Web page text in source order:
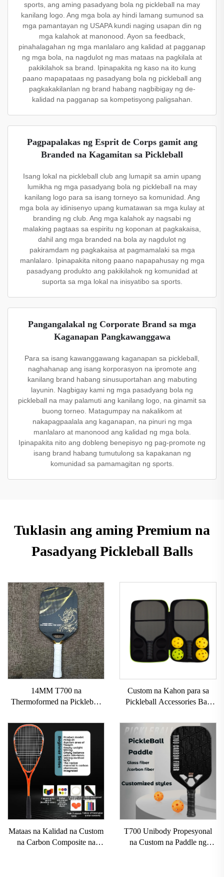
sports, ang aming pasadyang bola ng pickleball na may
kanilang logo. Ang mga bola ay hindi lamang sumunod sa
mga pamantayan ng USAPA kundi naging usapan din ng
mga kalahok at manonood. Ayon sa feedback,
pinahalagahan ng mga manlalaro ang kalidad at pagganap
ng mga bola, na nagdulot ng mas mataas na pagkilala at
pakikilahok sa brand. Ipinapakita ng kaso na ito kung
paano mapapataas ng pasadyang bola ng pickleball ang
pagkakakilanlan ng brand habang nagbibigay ng de-
kalidad na pagganap sa kompetisyong paligsahan.
Pagpapalakas ng Esprit de Corps gamit ang
Branded na Kagamitan sa Pickleball
Isang lokal na pickleball club ang lumapit sa amin upang
lumikha ng mga pasadyang bola ng pickleball na may
kanilang logo para sa isang torneyo sa komunidad. Ang
mga bola ay idinisenyo upang kumatawan sa mga kulay at
branding ng club. Ang mga kalahok ay nagsabi ng
malaking pagtaas sa espiritu ng koponan at pagkakaisa,
dahil ang mga branded na bola ay nagdulot ng
pakiramdam ng pagkakaisa at pagmamalaki sa mga
manlalaro. Ipinapakita nitong paano napapahusay ng mga
pasadyang produkto ang pakikilahok ng komunidad at
suporta sa mga lokal na inisyatibo sa sports.
Pangangalakal ng Corporate Brand sa mga
Kaganapan Pangkawanggawa
Para sa isang kawanggawang kaganapan sa pickleball,
naghahanap ang isang korporasyon na ipromote ang
kanilang brand habang sinusuportahan ang mabuting
layunin. Nagbigay kami ng mga pasadyang bola ng
pickleball na may palamuti ang kanilang logo, na ginamit sa
buong torneo. Matagumpay na nakalikom at
nakapagpaalala ang kaganapan, na pinuri ng mga
manlalaro at manonood ang kalidad ng mga bola.
Ipinapakita nito ang dobleng benepisyo ng pag-promote ng
isang brand habang tumutulong sa kapakanan ng
komunidad sa pamamagitan ng sports.
Tuklasin ang aming Premium na
Pasadyang Pickleball Balls
14MM T700 na
Thermoformed na Pickleball
Fiber na Pickleball Paddle na
May Mahusay na Grit
Naaprubahan ng USAPA ang
Pickleball Racket
Custom na Kahon para sa
Pickleball Accessories Bag
Pickleball
Mataas na Kalidad na Custom
na Carbon Composite na
T700 Unibody Propesyonal
na Custom na Paddle ng